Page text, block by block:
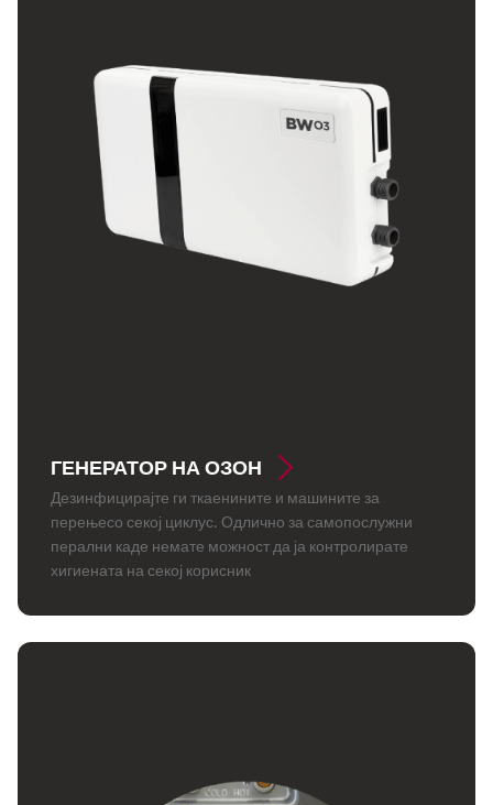
ГЕНЕРАТОР НА ОЗОН
Дезинфицирајте ги ткаенините и машините за
перењесо секој циклус. Одлично за самопослужни
перални каде немате можност да ја контролирате
хигиената на секој корисник